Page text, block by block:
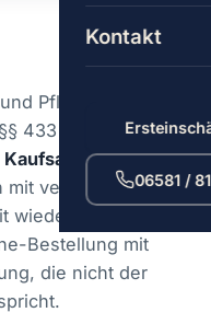
Kontakt
06581 /
Pflichten beim
433 ff. BGB). Streit
Kaufsache mangelhaft
verschwiegenem
wiederkehrenden
Bestellung mit
die nicht der